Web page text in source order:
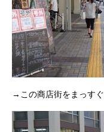
→この商店街をまっすぐ